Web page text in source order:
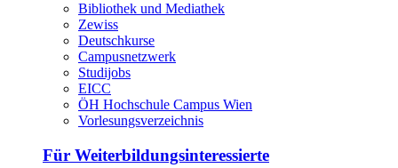
Bibliothek und Mediathek
Zewiss
Deutschkurse
Campusnetzwerk
Studijobs
EICC
ÖH Hochschule Campus Wien
Vorlesungsverzeichnis
Für Weiterbildungsinteressierte